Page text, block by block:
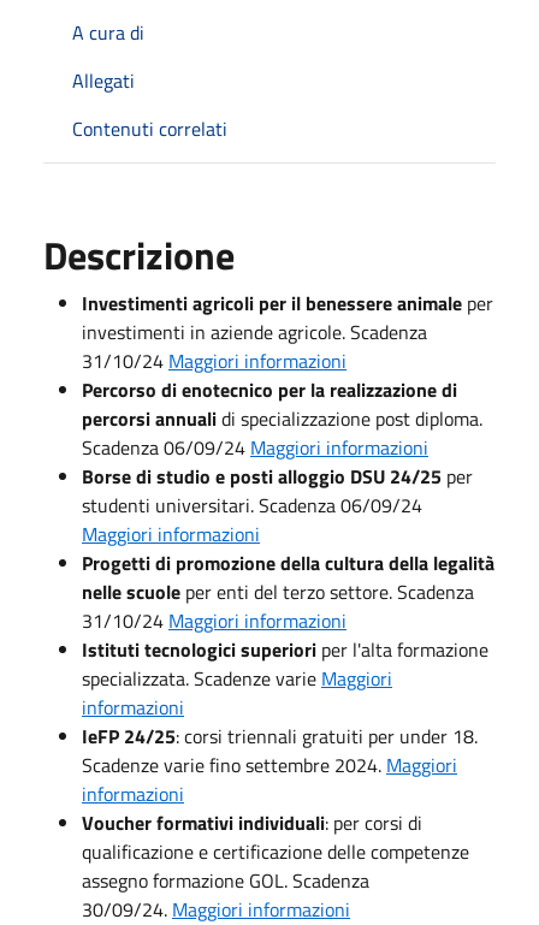
A cura di
Allegati
Contenuti correlati
Descrizione
Investimenti agricoli per il benessere animale per
investimenti in aziende agricole. Scadenza
31/10/24 Maggiori informazioni
Percorso di enotecnico per la realizzazione di
percorsi annualidi specializzazione post diploma.
Scadenza 06/09/24 Maggiori informazioni
Borse di studio e posti alloggio DSU 24/25 per
studenti universitari. Scadenza 06/09/24
Maggiori informazioni
Progetti di promozione della cultura della legalità
nelle scuole per enti del terzo settore. Scadenza
31/10/24 Maggiori informazioni
Istituti tecnologici superiori per l'alta formazione
specializzata. Scadenze varie Maggiori
informazioni
IeFP 24/25: corsi triennali gratuiti per under 18.
Scadenze varie fino settembre 2024. Maggiori
informazioni
Voucher formativi individuali: per corsi di
qualificazione e certificazione delle competenze
assegno formazione GOL. Scadenza
30/09/24. Maggiori informazioni